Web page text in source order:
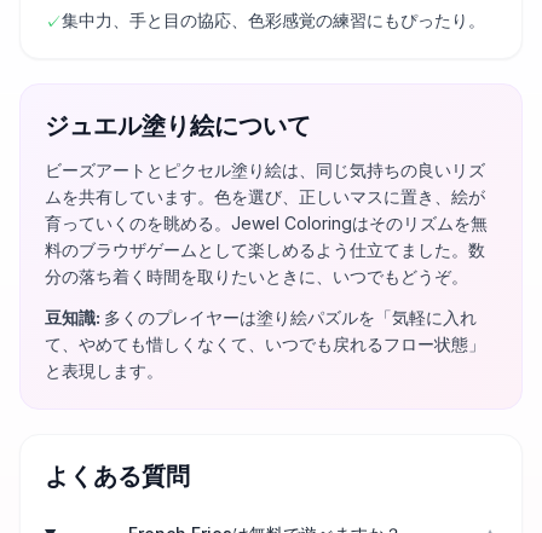
✓集中力、手と目の協応、色彩感覚の練習にもぴったり。
ジュエル塗り絵について
ビーズアートとピクセル塗り絵は、同じ気持ちの良いリズ
ムを共有しています。色を選び、正しいマスに置き、絵が
育っていくのを眺める。Jewel Coloringはそのリズムを無
料のブラウザゲームとして楽しめるよう仕立てました。数
分の落ち着く時間を取りたいときに、いつでもどうぞ。
豆知識: 多くのプレイヤーは塗り絵パズルを「気軽に入れ
て、やめても惜しくなくて、いつでも戻れるフロー状態」
と表現します。
よくある質問